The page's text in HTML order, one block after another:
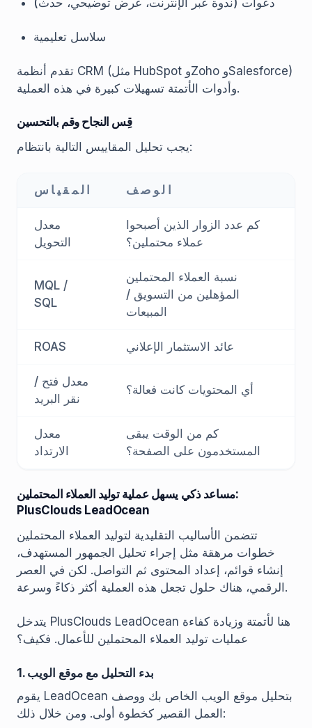
دعوات (ندوة عبر الإنترنت، عرض توضيحي، حدث)
سلاسل تعليمية
تقدم أنظمة CRM (مثل HubSpot وZoho وSalesforce)
وأدوات الأتمتة تسهيلات كبيرة في هذه العملية.
قِس النجاح وقم بالتحسين
يجب تحليل المقاييس التالية بانتظام:
المقياس الوصف
معدل
التحويل
كم عدد الزوار الذين أصبحوا
عملاء محتملين؟
MQL /
SQL
نسبة العملاء المحتملين
المؤهلين من التسويق /
المبيعات
ROAS عائد الاستثمار الإعلاني
معدل فتح /
نقر البريد
أي المحتويات كانت فعالة؟
معدل
الارتداد
كم من الوقت يبقى
المستخدمون على الصفحة؟
مساعد ذكي يسهل عملية توليد العملاء المحتملين:
PlusClouds LeadOcean
تتضمن الأساليب التقليدية لتوليد العملاء المحتملين
خطوات مرهقة مثل إجراء تحليل الجمهور المستهدف،
إنشاء قوائم، إعداد المحتوى ثم التواصل. لكن في العصر
الرقمي، هناك حلول تجعل هذه العملية أكثر ذكاءً وسرعة.
يتدخل PlusClouds LeadOcean هنا لأتمتة وزيادة كفاءة
عمليات توليد العملاء المحتملين للأعمال. فكيف؟
1. بدء التحليل مع موقع الويب
يقوم LeadOcean بتحليل موقع الويب الخاص بك ووصف
العمل القصير كخطوة أولى. ومن خلال ذلك: